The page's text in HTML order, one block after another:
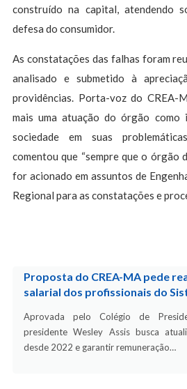
construído na capital, atendendo
defesa do consumidor.
As constatações das falhas foram
analisado e submetido à
providências. Porta-voz do CREA-
mais uma atuação do órgão como
sociedade em suas
comentou que “sempre que o órgão
for acionado em assuntos de
Regional para as constatações e
Proposta do CREA-MA pede
salarial dos profissionais do
Aprovada pelo Colégio de
presidente Wesley Assis busca
desde 2022 e garantir remuneração…